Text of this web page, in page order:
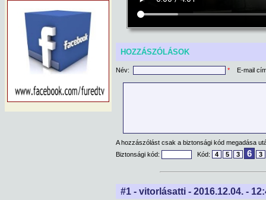
HOZZÁSZÓLÁSOK
Név: * E-mail
A hozzászólást csak a biztonsági kód megadása
Biztonsági kód:
Kód: 4 5 3 6 3
#1 - vitorlásatti - 2016.12.04. -